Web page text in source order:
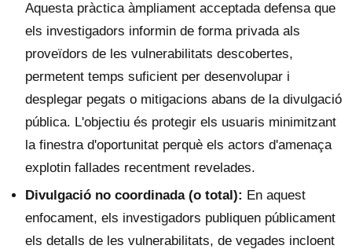
Aquesta pràctica àmpliament acceptada defensa que
els investigadors informin de forma privada als
proveïdors de les vulnerabilitats descobertes,
permetent temps suficient per desenvolupar i
desplegar pegats o mitigacions abans de la divulgació
pública. L'objectiu és protegir els usuaris minimitzant
la finestra d'oportunitat perquè els actors d'amenaça
explotin fallades recentment revelades.
Divulgació no coordinada (o total): En aquest
enfocament, els investigadors publiquen públicament
els detalls de les vulnerabilitats, de vegades incloent